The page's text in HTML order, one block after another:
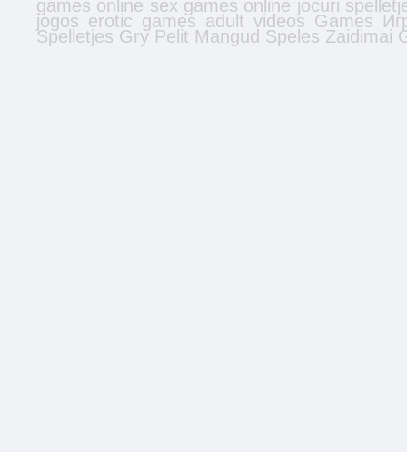
games online sex games online jocuri
jogos erotic games adult videos Games
Spelletjes Gry Pelit Mangud Speles Zaidimai